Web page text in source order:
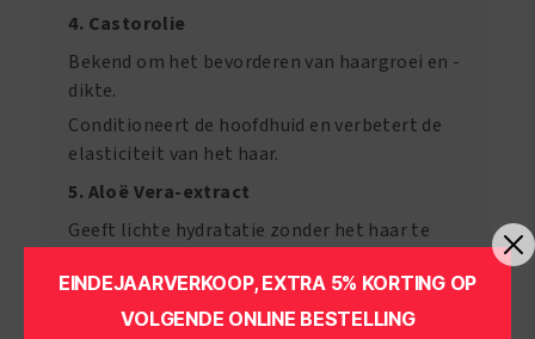
4. Castorolie
Bekend om het bevorderen van haargroei en -
dikte.
Conditioneert de hoofdhuid en verbetert de
elasticiteit van het haar.
5. Aloë Vera-extract
Geeft lichte hydratatie zonder het haar te
Kalmeert irritatie en ondersteunt een
gezonde hoofdhuidomgeving.
EINDEJAARVERKOOP, EXTRA 5% KORTING OP
VOLGENDE ONLINE BESTELLING